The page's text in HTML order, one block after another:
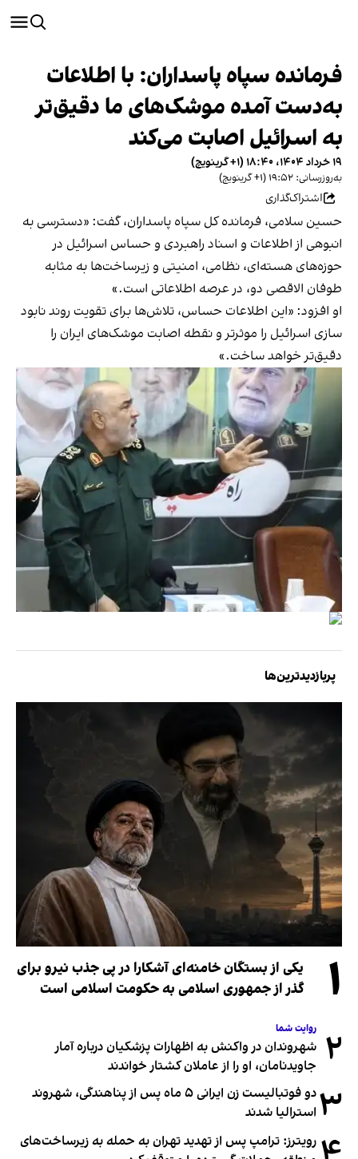
فرمانده سپاه پاسداران: با اطلاعات
به‌دست آمده موشک‌های ما دقیق‌تر
به اسرائیل اصابت می‌کند
۱۹ خرداد ۱۴۰۴، ۱۸:۴۰ (‎+۱ گرینویچ)
به‌روزرسانی: ۱۹:۵۲ (‎+۱ گرینویچ)
اشتراک‌گذاری
حسین سلامی، فرمانده کل سپاه پاسداران، گفت: «دسترسی به
انبوهی از اطلاعات و اسناد راهبردی و حساس اسرائیل در
حوزه‌های هسته‌ای، نظامی، امنیتی و زیرساخت‌ها به مثابه
طوفان الاقصی دو، در عرصه اطلاعاتی است.»
او افزود: «این اطلاعات حساس، تلاش‌ها برای تقویت روند نابود
سازی اسرائیل را موثرتر و نقطه اصابت موشک‌های ایران را
دقیق‌تر خواهد ساخت.»
پربازدیدترین‌ها
۱
یکی از بستگان خامنه‌ای آشکارا در پی جذب نیرو برای
گذر از جمهوری اسلامی به حکومت اسلامی است
۲ روایت شما
شهروندان در واکنش به اظهارات پزشکیان درباره آمار
جاویدنامان، او را از عاملان کشتار خواندند
۳
دو فوتبالیست زن ایرانی ۵ ماه پس از پناهندگی، شهروند
استرالیا شدند
رویترز: ترامپ پس از تهدید تهران به حمله به زیرساخت‌های